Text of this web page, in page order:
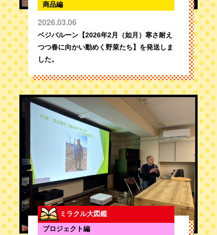
商品編
2026.03.06
ベジバルーン【2026年2月（如月）寒さ耐え
つつ春に向かい動めく野菜たち】を発送しま
した。
ミラクル大図鑑
プロジェクト編